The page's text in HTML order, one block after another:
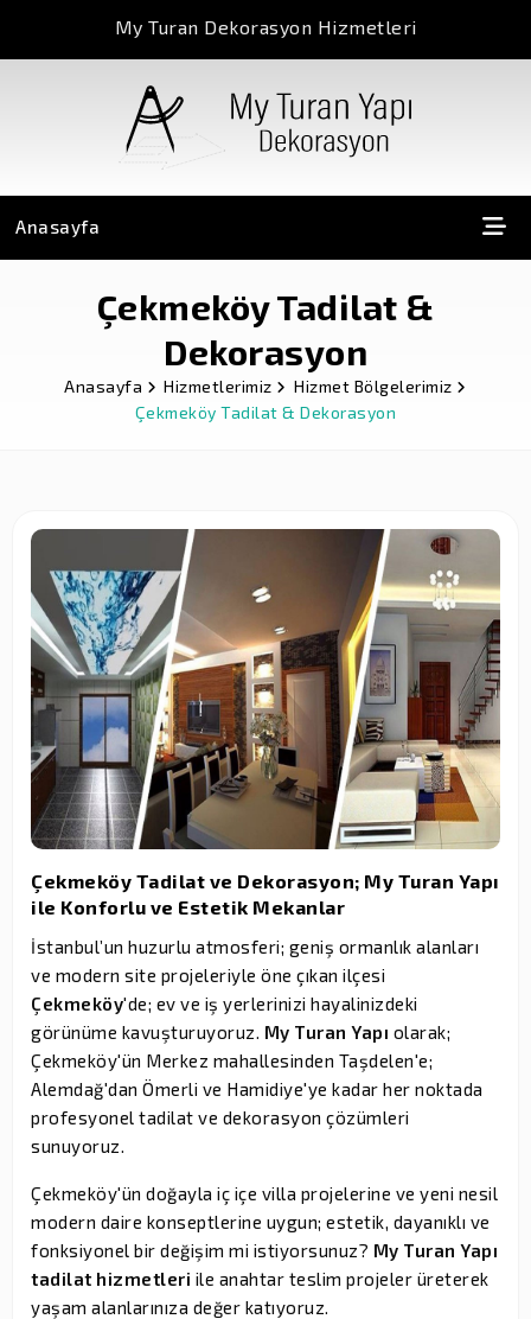
My Turan Dekorasyon Hizmetleri
Anasayfa
Çekmeköy Tadilat &
Dekorasyon
Anasayfa Hizmetlerimiz
Hizmet Bölgelerimiz
Çekmeköy Tadilat & Dekorasyon
Çekmeköy Tadilat ve Dekorasyon; My Turan Yapı
ile Konforlu ve Estetik Mekanlar
İstanbul’un huzurlu atmosferi; geniş ormanlık alanları
ve modern site projeleriyle öne çıkan ilçesi
Çekmeköy'de; ev ve iş yerlerinizi hayalinizdeki
görünüme kavuşturuyoruz. My Turan Yapı olarak;
Çekmeköy'ün Merkez mahallesinden Taşdelen'e;
Alemdağ'dan Ömerli ve Hamidiye'ye kadar her noktada
profesyonel tadilat ve dekorasyon çözümleri
sunuyoruz.
Çekmeköy'ün doğayla iç içe villa projelerine ve yeni nesil
modern daire konseptlerine uygun; estetik, dayanıklı ve
fonksiyonel bir değişim mi istiyorsunuz? My Turan Yapı
tadilat hizmetleri ile anahtar teslim projeler üreterek
yaşam alanlarınıza değer katıyoruz.